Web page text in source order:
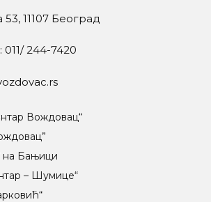
53, 11107 Београд
011/ 244-7420
Вождовац“
на Бањици
– Шумице“